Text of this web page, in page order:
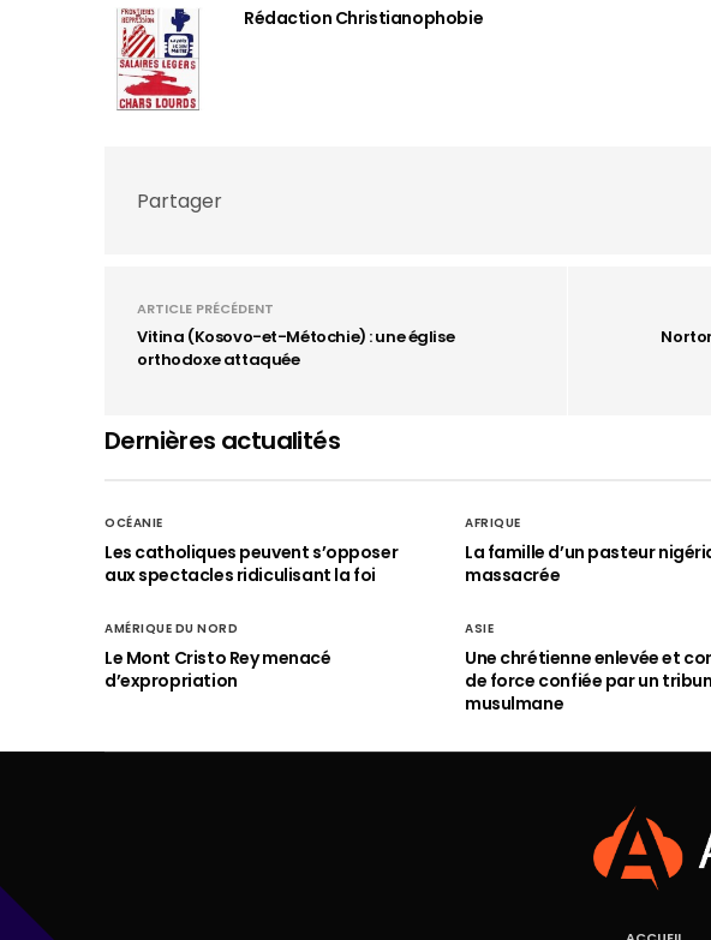
Rédaction Christianophobie
Partager
ARTICLE PRÉCÉDENT
Vitina (Kosovo-et-Métochie) : une église
orthodoxe attaquée
Dernières actualités
OCÉANIE
Les catholiques peuvent s’opposer
aux spectacles ridiculisant la foi
AFRIQUE
La famille d’un pasteur
massacrée
AMÉRIQUE DU NORD
Le Mont Cristo Rey menacé
d’expropriation
ASIE
Une chrétienne enlevée et
de force confiée par un
musulmane